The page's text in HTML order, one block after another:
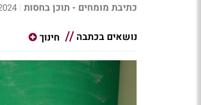
כתיבת מומחים - תוכן בחסות |
נושאים בכתבה חינוך